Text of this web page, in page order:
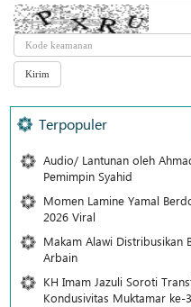
Terpopuler
Audio/ Lantunan oleh
Pemimpin Syahid
Momen Lamine Yamal
2026 Viral
Makam Alawi Distribusikan
Arbain
KH Imam Jazuli Soroti
Kondusivitas Muktamar ke-